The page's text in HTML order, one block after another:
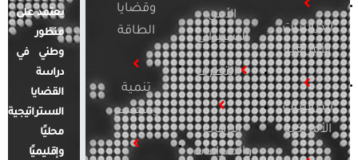
الدراسات
الأفريقية
الدراسات
الأمريكية
الأمن
السيبراني
التطرف
الإرهاب
والصراعات
وقضايا
الطاقة
تنمية
ومجتمع
يعتمد على
منظور
وطني في
دراسة
القضايا
الاستراتيجية
محليًا
وإقليميًا